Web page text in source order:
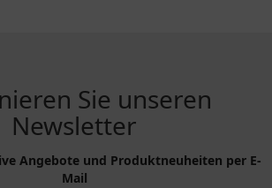
Sie unseren
Newsletter
Angebote und Produktneuheiten per E-
Mail